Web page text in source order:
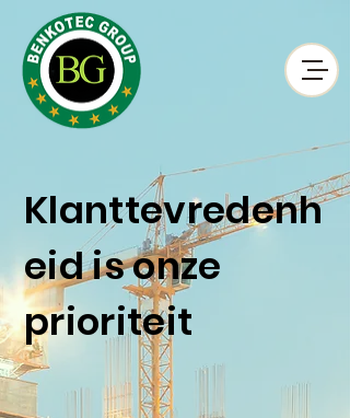
Klanttevredenh
eid is onze
prioriteit